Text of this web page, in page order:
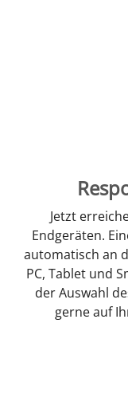
Jetzt
Endgeräten.
automatisch an
PC, Tablet und
der Auswahl
gerne auf